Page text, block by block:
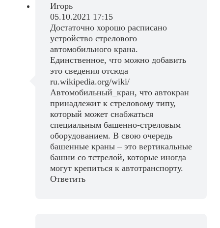
Игорь
05.10.2021 17:15
Достаточно хорошо расписано
устройство стрелового
автомобильного крана.
Единственное, что можно добавить
это сведения отсюда
ru.wikipedia.org/wiki/
Автомобильный_кран, что автокран
принадлежит к стреловому типу,
который может снабжаться
специальным башенно-стреловым
оборудованием. В свою очередь
башенные краны – это вертикальные
башни со тстрелой, которые иногда
могут крепиться к автотранспорту.
Ответить